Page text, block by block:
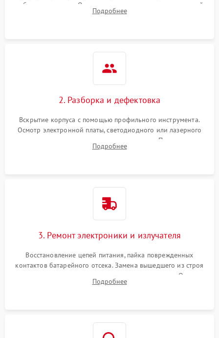
работы излучателя. Оценка яркости и четкости прицельной
марки на разных режимах. Выявление проблем с
Подробнее
2. Разборка и дефектовка
Вскрытие корпуса с помощью профильного инструмента.
Осмотр электронной платы, светодиодного или лазерного
излучателя, а также механизма выверки. Проверка
уплотнительных прокладок и выявление следов окисления
Подробнее
3. Ремонт электроники и излучателя
Восстановление цепей питания, пайка поврежденных
контактов батарейного отсека. Замена вышедшего из строя
светодиода или микросхемы управления яркостью. Очистка
платы от коррозии и нанесение защитного лака для
Подробнее